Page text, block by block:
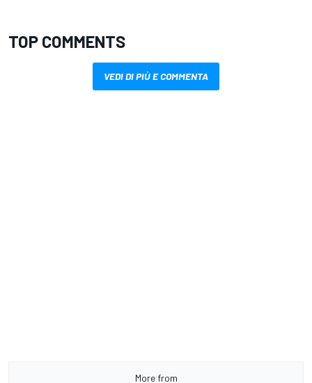
TOP COMMENTS
VEDI DI PIÙ E COMMENTA
More from